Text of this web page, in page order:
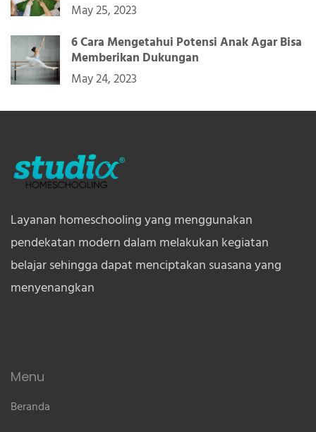
May 25, 2023
6 Cara Mengetahui Potensi Anak Agar Bisa
Memberikan Dukungan
May 24, 2023
Layanan homeschooling yang menggunakan
pendekatan modern dalam melakukan kegiatan
belajar sehingga dapat menciptakan suasana yang
menyenangkan
Menu
Beranda